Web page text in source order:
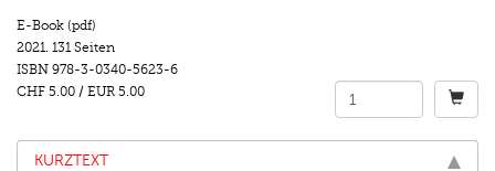
E-Book (pdf)
2021. 131 Seiten
ISBN 978-3-0340-5623-6
CHF 5.00 / EUR 5.00
KURZTEXT